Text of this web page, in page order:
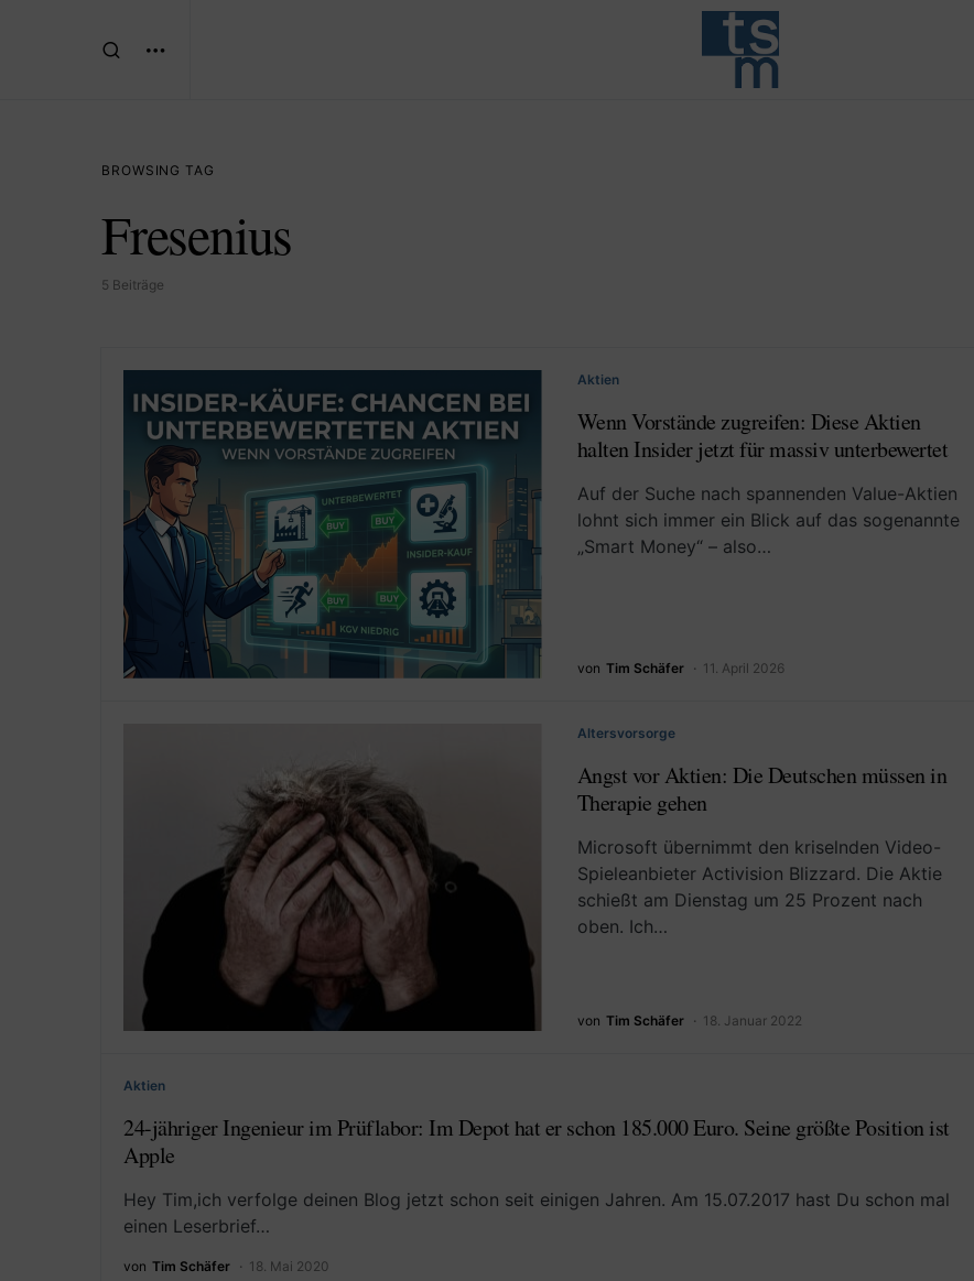
BROWSING TAG
Fresenius
5 Beiträge
Aktien
Wenn Vorstände zugreifen: Diese Aktien
halten Insider jetzt für massiv unterbewertet
Auf der Suche nach spannenden Value-Aktien
lohnt sich immer ein Blick auf das sogenannte
„Smart Money“ – also…
von Tim Schäfer 11. April 2026
Altersvorsorge
Angst vor Aktien: Die Deutschen müssen in
Therapie gehen
Microsoft übernimmt den kriselnden Video-
Spieleanbieter Activision Blizzard. Die Aktie
schießt am Dienstag um 25 Prozent nach
oben. Ich…
von Tim Schäfer 18. Januar 2022
Aktien
24-jähriger Ingenieur im Prüflabor: Im Depot hat er schon 185.000 Euro. Seine größte Position ist
Apple
Hey Tim,ich verfolge deinen Blog jetzt schon seit einigen Jahren. Am 15.07.2017 hast Du schon mal
einen Leserbrief…
von Tim Schäfer 18. Mai 2020